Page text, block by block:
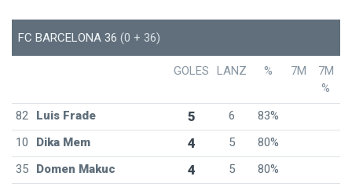
FC BARCELONA 36 (0 + 36)
GOLES LANZ % 7M
7M
%
82
Luis Frade 5 6
83%
10
Dika Mem 4 5
80%
35
Domen Makuc 4 5
80%